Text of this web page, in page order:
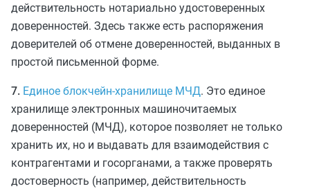
действительность нотариально удостоверенных
доверенностей. Здесь также есть распоряжения
доверителей об отмене доверенностей, выданных в
простой письменной форме.
7. Единое блокчейн-хранилище МЧД. Это единое
хранилище электронных машиночитаемых
доверенностей (МЧД), которое позволяет не только
хранить их, но и выдавать для взаимодействия с
контрагентами и госорганами, а также проверять
достоверность (например, действительность